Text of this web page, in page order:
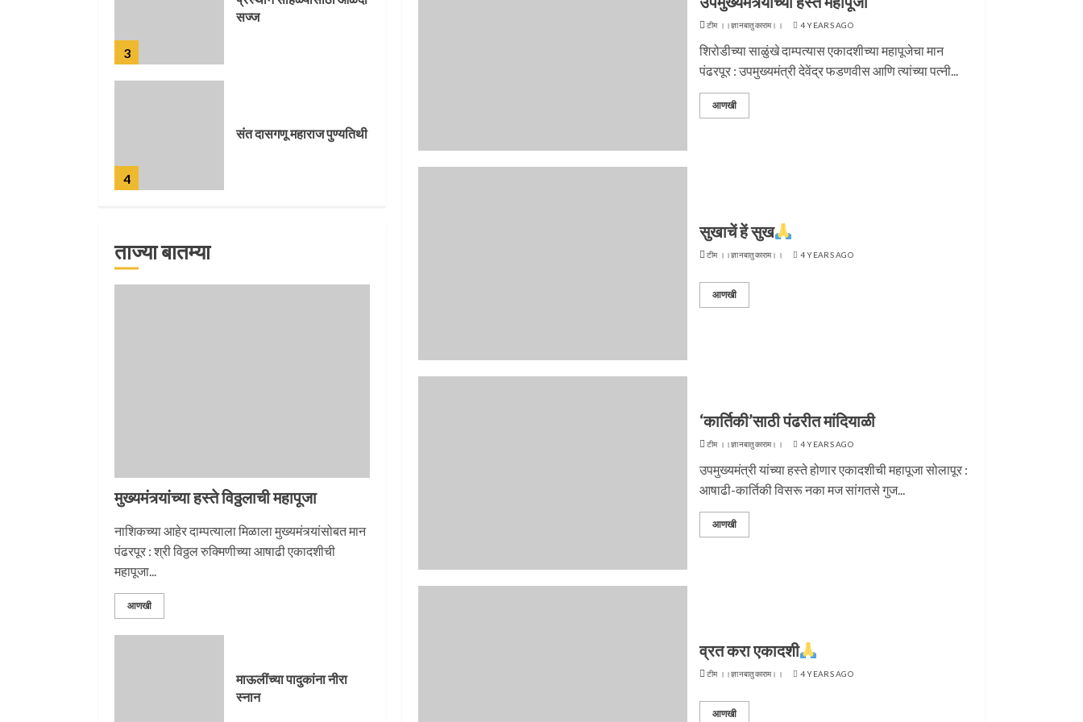
टीम ।।ज्ञानबातुकाराम।। 4 YEARS AGO
शिरोडीच्या साळुंखे दाम्पत्यास एकादशीच्या महापूजेचा मान
पंढरपूर : उपमुख्यमंत्री देवेंद्र फडणवीस आणि त्यांच्या पत्नी...
आणखी
सुखाचें हें सुख
टीम ।।ज्ञानबातुकाराम।। 4 YEARS AGO
आणखी
‘कार्तिकी’साठी पंढरीत मांदियाळी
टीम ।।ज्ञानबातुकाराम।। 4 YEARS AGO
उपमुख्यमंत्री यांच्या हस्ते होणार एकादशीची महापूजा सोलापूर :
आषाढी-कार्तिकी विसरू नका मज सांगतसे गुज...
आणखी
व्रत करा एकादशी
टीम ।।ज्ञानबातुकाराम।। 4 YEARS AGO
आणखी
3
सज्ज
4
संत दासगणू महाराज पुण्यतिथी
2
नगरच्या काळे दाम्पत्याला
ताज्या बातम्या
मुख्यमंत्र्यांच्या हस्ते विठ्ठलाची महापूजा
नाशिकच्या आहेर दाम्पत्याला मिळाला मुख्यमंत्र्यांसोबत मान
पंढरपूर : श्री विठ्ठल रुक्मिणीच्या आषाढी एकादशीची
महापूजा...
आणखी
माऊलींच्या पादुकांना नीरा
स्नान